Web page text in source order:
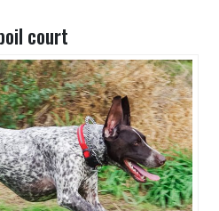
court